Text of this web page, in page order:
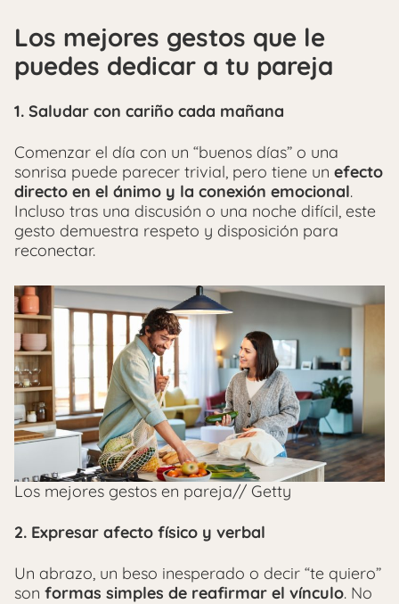
Los mejores gestos que le
puedes dedicar a tu pareja
1. Saludar con cariño cada mañana
Comenzar el día con un “buenos días” o una
sonrisa puede parecer trivial, pero tiene un efecto
directo en el ánimo y la conexión emocional.
Incluso tras una discusión o una noche difícil, este
gesto demuestra respeto y disposición para
reconectar.
Los mejores gestos en pareja// Getty
2. Expresar afecto físico y verbal
Un abrazo, un beso inesperado o decir “te quiero”
son formas simples de reafirmar el vínculo. No